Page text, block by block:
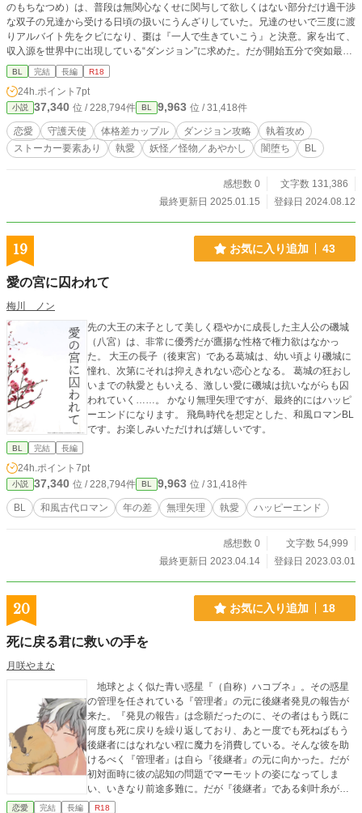
のもちなつめ）は、普段は無関心なくせに関与して欲しくはない部分だけ過干渉
な双子の兄達から受ける日頃の扱いにうんざりしていた。兄達のせいで三度に渡
りアルバイト先をクビになり、棗は『一人で生きていこう』と決意。家を出て、
収入源を世界中に出現している“ダンジョン”に求めた。だが開始五分で突如最下
層に転移してしまい、ラスボスらしき追尾者と遭遇。『殺される！』と棗は思っ
ていたのに、何故か追尾者から『ずっと君に認知されたかった』的な事を言わ
れ、最終的にはダンジョンの外にまで着いて来た挙句に「お嫁さん」と呼ばれる
羽目になってしまった。 ○執着心強めで闇堕ち済みの守護“堕”天使さんとの恋
愛モノ。 ○ちょっとえっちな小説の予定です。 【関連作品】 ショタ神様は
あくまで『推し』です！
BL 完結 長編 R18
24h.ポイント 7pt
小説 37,340 位 / 228,794件 BL 9,963 位 / 31,418件
恋愛 守護天使 体格差カップル ダンジョン攻略
執着攻め
ストーカー要素あり
執愛 妖怪／怪物／あやかし 闇堕ち BL
感想数 0
文字数 131,386
最終更新日 2025.01.15
登録日 2024.08.12
19 お気に入り追加 43
愛の宮に囚われて
梅川 ノン
先の大王の末子として美しく穏やかに成長した主人公の磯城
（八宮）は、非常に優秀だが鷹揚な性格で権力欲はなかっ
た。 大王の長子（後東宮）である葛城は、幼い頃より磯城に
憧れ、次第にそれは抑えきれない恋心となる。 葛城の狂おし
いまでの執愛ともいえる、激しい愛に磯城は抗いながらも囚
われていく……。 かなり無理矢理ですが、最終的にはハッピ
ーエンドになります。 飛鳥時代を想定とした、和風ロマンBL
です。お楽しみいただければ嬉しいです。
BL 完結 長編
24h.ポイント 7pt
小説 37,340 位 / 228,794件 BL 9,963 位 / 31,418件
BL 和風古代ロマン 年の差 無理矢理 執愛 ハッピーエンド
感想数 0
文字数 54,999
最終更新日 2023.04.14
登録日 2023.03.01
20 お気に入り追加 18
死に戻る君に救いの手を
月咲やまな
地球とよく似た青い惑星『（自称）ハコブネ』。その惑星
の管理を任されている『管理者』の元に後継者発見の報告が
来た。『発見の報告』は念願だったのに、その者はもう既に
何度も死に戻りを繰り返しており、あと一度でも死ねばもう
後継者にはなれない程に魔力を消費している。そんな彼を助
けるべく『管理者』は自ら『後継者』の元に向かった。だが
初対面時に彼の認知の問題でマーモットの姿になってしま
い、いきなり前途多難に。だが『後継者』である剣叶糸が癒
しに飢えていた事で側に居る事には成功。不遇な彼の心を癒
恋愛 完結 長編 R18